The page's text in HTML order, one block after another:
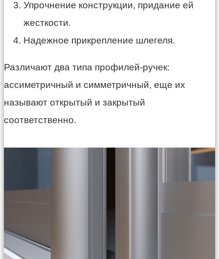
Упрочнение конструкции, придание ей
жесткости.
Надежное прикрепление шлегеля.
Различают два типа профилей-ручек:
ассиметричный и симметричный, еще их
называют открытый и закрытый
соответственно.